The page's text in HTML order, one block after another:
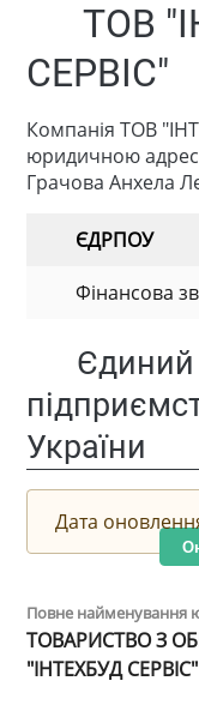
ТОВ
СЕРВІС"
Компанія ТОВ
юридичною
Грачова Анхела
ЄДРПОУ
Фінансова
Єдиний
України
Дата
Повне найменування
ТОВАРИСТВО З
"ІНТЕХБУД СЕРВІС"